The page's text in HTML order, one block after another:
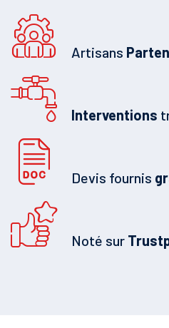
Artisans
Interventions
Devis fournis
Noté sur